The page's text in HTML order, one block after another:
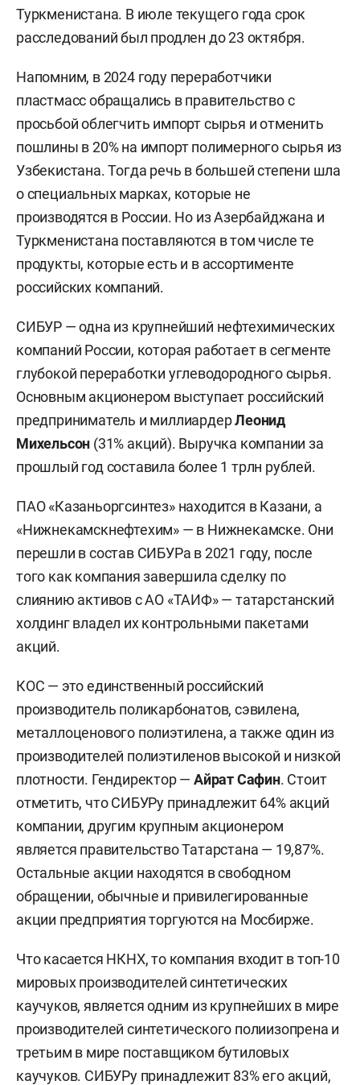
Туркменистана. В июле текущего года срок
расследований был продлен до 23 октября.
Напомним, в 2024 году переработчики
пластмасс обращались в правительство с
просьбой облегчить импорт сырья и отменить
пошлины в 20% на импорт полимерного сырья из
Узбекистана. Тогда речь в большей степени шла
о специальных марках, которые не
производятся в России. Но из Азербайджана и
Туркменистана поставляются в том числе те
продукты, которые есть и в ассортименте
российских компаний.
СИБУР — одна из крупнейший нефтехимических
компаний России, которая работает в сегменте
глубокой переработки углеводородного сырья.
Основным акционером выступает российский
предприниматель и миллиардерЛеонид
Михельсон (31% акций). Выручка компании за
прошлый год составила более 1 трлн рублей.
ПАО «Казаньоргсинтез» находится в Казани, а
«Нижнекамскнефтехим» — в Нижнекамске. Они
перешли в состав СИБУРа в 2021 году, после
того как компания завершила сделку по
слиянию активов с АО «ТАИФ» — татарстанский
холдинг владел их контрольными пакетами
акций.
КОС — это единственный российский
производитель поликарбонатов, сэвилена,
металлоценового полиэтилена, а также один из
производителей полиэтиленов высокой и низкой
плотности. Гендиректор —Айрат Сафин. Стоит
отметить, что СИБУРу принадлежит 64% акций
компании, другим крупным акционером
является правительство Татарстана — 19,87%.
Остальные акции находятся в свободном
обращении, обычные и привилегированные
акции предприятия торгуются на Мосбирже.
Что касается НКНХ, то компания входит в топ-10
мировых производителей синтетических
каучуков, является одним из крупнейших в мире
производителей синтетического полиизопрена и
третьим в мире поставщиком бутиловых
каучуков. СИБУРу принадлежит 83% его акций,